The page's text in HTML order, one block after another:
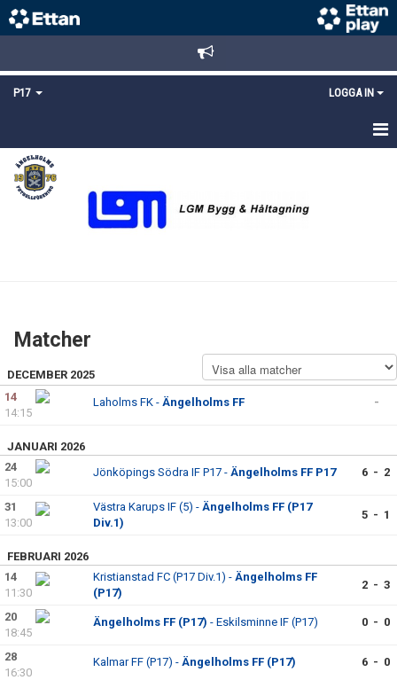
P17 LOGGA IN
HEM
NYHETER
KONTAKT
Matcher
DECEMBER 2025
14
14:15
Laholms FK - Ängelholms FF -
JANUARI 2026
24
15:00
Jönköpings Södra IF P17 - Ängelholms FF P17 6 - 2
31
13:00
Västra Karups IF (5) - Ängelholms FF (P17
Div.1)
5 - 1
FEBRUARI 2026
14
11:30
Kristianstad FC (P17 Div.1) - Ängelholms FF
(P17)
2 - 3
20
18:45
Ängelholms FF (P17) - Eskilsminne IF (P17) 0 - 0
28
16:30
Kalmar FF (P17) - Ängelholms FF (P17) 6 - 0